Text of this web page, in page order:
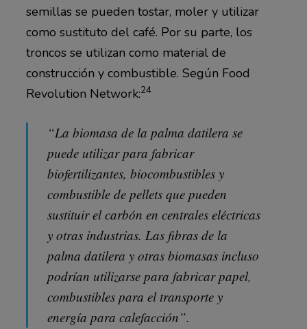
semillas se pueden tostar, moler y utilizar
como sustituto del café. Por su parte, los
troncos se utilizan como material de
construcción y combustible. Según Food
Revolution Network:24
“La biomasa de la palma datilera se
puede utilizar para fabricar
biofertilizantes, biocombustibles y
combustible de pellets que pueden
sustituir el carbón en centrales eléctricas
y otras industrias. Las fibras de la
palma datilera y otras biomasas incluso
podrían utilizarse para fabricar papel,
combustibles para el transporte y
energía para calefacción”.